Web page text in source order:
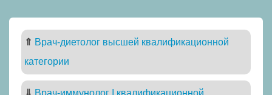
⇑ Врач-диетолог высшей квалификационной
категории